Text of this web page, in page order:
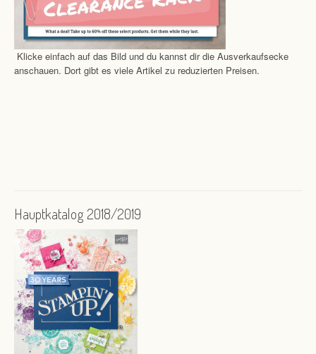
Klicke einfach auf das Bild und du kannst dir die Ausverkaufsecke
anschauen. Dort gibt es viele Artikel zu reduzierten Preisen.
Hauptkatalog 2018/2019